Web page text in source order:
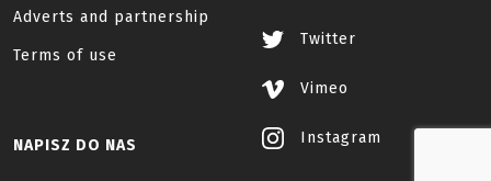
Adverts and partnership
Terms of use
Twitter
Vimeo
Instagram
NAPISZ DO NAS